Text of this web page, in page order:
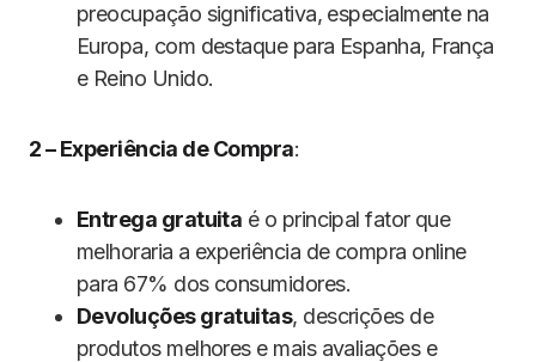
preocupação significativa, especialmente na
Europa, com destaque para Espanha, França
e Reino Unido.
2 – Experiência de Compra:
Entrega gratuita é o principal fator que
melhoraria a experiência de compra online
para 67% dos consumidores.
Devoluções gratuitas, descrições de
produtos melhores e mais avaliações e